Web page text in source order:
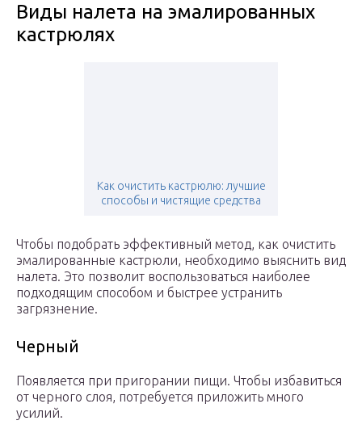
Виды налета на эмалированных
кастрюлях
Как очистить кастрюлю: лучшие
способы и чистящие средства
Чтобы подобрать эффективный метод, как очистить
эмалированные кастрюли, необходимо выяснить вид
налета. Это позволит воспользоваться наиболее
подходящим способом и быстрее устранить
загрязнение.
Черный
Появляется при пригорании пищи. Чтобы избавиться
от черного слоя, потребуется приложить много
усилий.